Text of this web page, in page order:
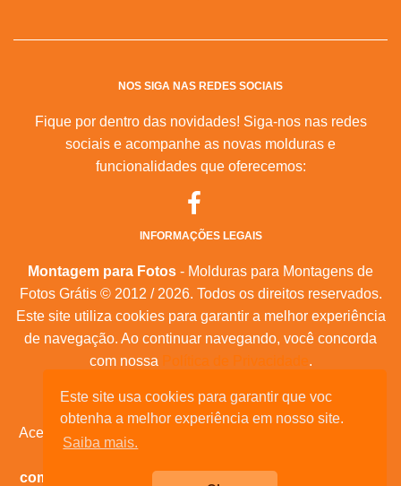
Este site usa cookies para garantir que voc
obtenha a melhor experiência em nosso site.
Saiba mais.
NOS SIGA NAS REDES SOCIAIS
Fique por dentro das novidades! Siga-nos nas redes
sociais e acompanhe as novas molduras e
funcionalidades que oferecemos:
INFORMAÇÕES LEGAIS
Montagem para Fotos - Molduras para Montagens de
Fotos Grátis © 2012 / 2026. Todos os direitos reservados.
Este site utiliza cookies para garantir a melhor experiência
de navegação. Ao continuar navegando, você concorda
com nossa Política de Privacidade.
Mapa do Site |Feeds RSS |Sobre Nós
Acesse nossas molduras para:
comemorativas, e muita outras datas comemorativas!